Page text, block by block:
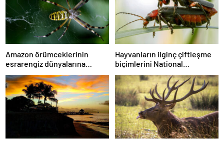
Amazon örümceklerinin
esrarengiz dünyalarına
gitmeye hazır olun.
Hayvanların ilginç çiftleşme
biçimlerini National
Geographic görüntüledi.